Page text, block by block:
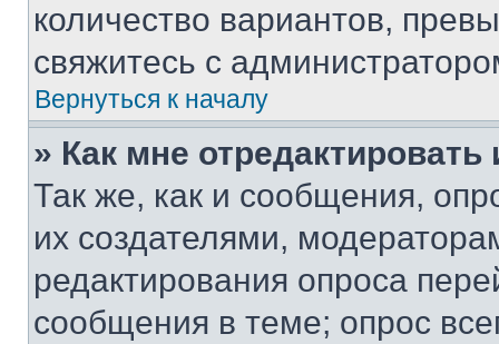
количество вариантов,
свяжитесь с
Вернуться к началу
» Как мне
Так же, как и сообщения,
их создателями,
редактирования опроса
сообщения в теме; опрос